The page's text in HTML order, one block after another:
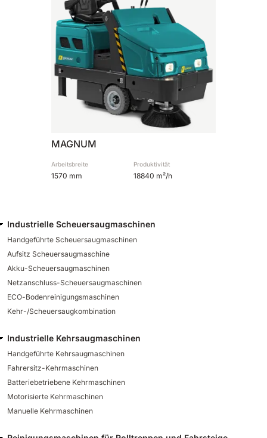
MAGNUM
Arbeitsbreite
1570 mm
Produktivität
18840 m²/h
Industrielle Scheuersaugmaschinen
Handgeführte Scheuersaugmaschinen
Aufsitz Scheuersaugmaschine
Akku-Scheuersaugmaschinen
Netzanschluss-Scheuersaugmaschinen
ECO-Bodenreinigungsmaschinen
Kehr-/Scheuersaugkombination
Industrielle Kehrsaugmaschinen
Handgeführte Kehrsaugmaschinen
Fahrersitz-Kehrmaschinen
Batteriebetriebene Kehrmaschinen
Motorisierte Kehrmaschinen
Manuelle Kehrmaschinen